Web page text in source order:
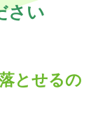
さい
とせるの